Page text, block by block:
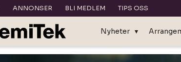
ANNONSER BLI MEDLEM TIPS OSS
Nyheter